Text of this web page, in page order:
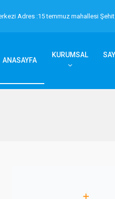
Adres :15 temmuz mahallesi
ANASAYFA
KURUMSAL